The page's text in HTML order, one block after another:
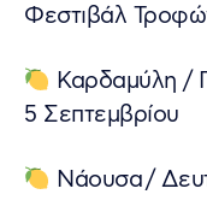
Φεστιβάλ
Καρδαμύλη /
5 Σεπτεμβρίου
Νάουσα /